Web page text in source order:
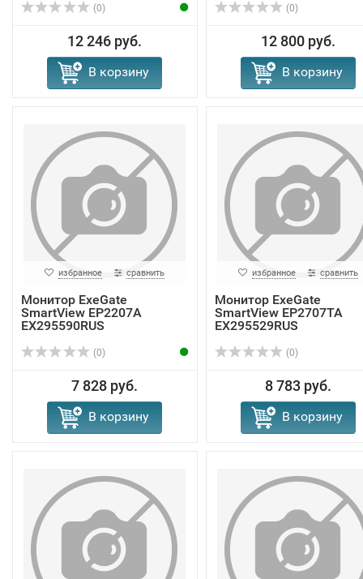
(0)
12 246 руб.
В корзину
(0)
12 800 руб.
В корзину
избранное сравнить
Монитор ExeGate
SmartView EP2207A
EX295590RUS
(0)
7 828 руб.
В корзину
избранное сравнить
Монитор ExeGate
SmartView EP2707TA
EX295529RUS
(0)
8 783 руб.
В корзину